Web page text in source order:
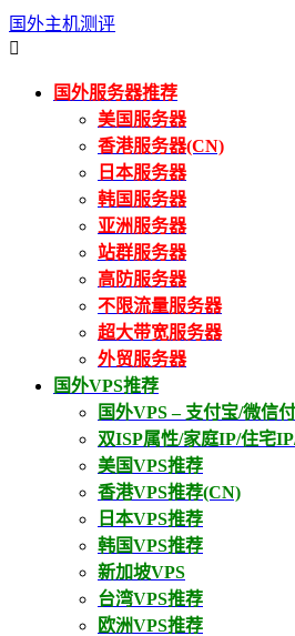
国外主机测评

国外服务器推荐
美国服务器
香港服务器(CN)
日本服务器
韩国服务器
亚洲服务器
站群服务器
高防服务器
不限流量服务器
超大带宽服务器
外贸服务器
国外VPS推荐
国外VPS – 支付宝/微信
双ISP属性/家庭IP/住宅
美国VPS推荐
香港VPS推荐(CN)
日本VPS推荐
韩国VPS推荐
新加坡VPS
台湾VPS推荐
欧洲VPS推荐